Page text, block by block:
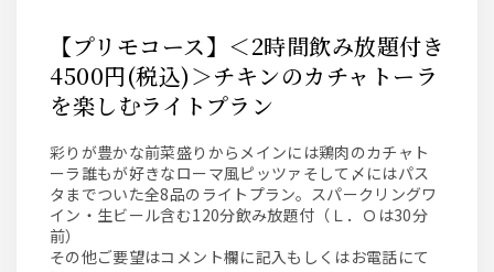
【プリモコース】＜2時間飲み放題付き
4500円(税込)＞チキンのカチャトーラ
を楽しむライトプラン
彩りが豊かな前菜盛りからメインには鶏肉のカチャト
ーラ誰もが好きなローマ風ピッツァそして〆にはパス
タまでついた全8品のライトプラン。スパークリングワ
イン・生ビール含む120分飲み放題付（Ｌ．Ｏは30分
前）
その他ご要望はコメント欄に記入もしくはお電話にて